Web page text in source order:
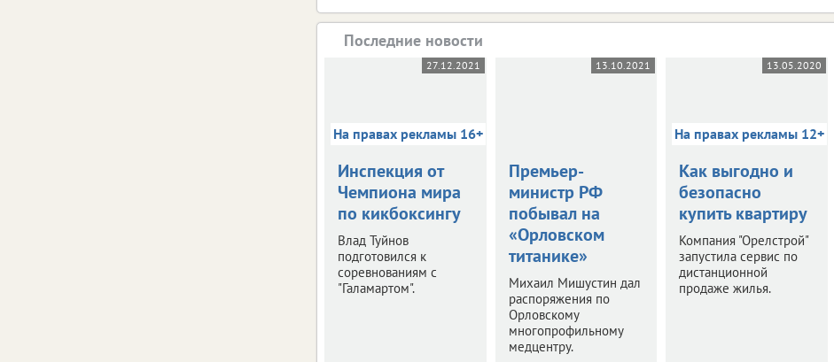
Последние новости
27.12.2021
На правах рекламы 16+
Инспекция от
Чемпиона мира
по кикбоксингу
Влад Туйнов
подготовился к
соревнованиям с
"Галамартом".
13.10.2021
Премьер-
министр РФ
побывал на
«Орловском
титанике»
Михаил Мишустин дал
распоряжения по
Орловскому
многопрофильному
медцентру.
13.05.2020
На правах рекламы 12+
Как выгодно и
безопасно
купить квартиру
Компания "Орелстрой"
запустила сервис по
дистанционной
продаже жилья.